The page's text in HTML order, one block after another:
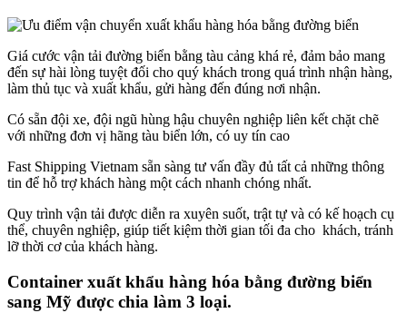
Giá cước vận tải đường biển bằng tàu cảng khá rẻ, đảm bảo mang
đến sự hài lòng tuyệt đối cho quý khách trong quá trình nhận hàng,
làm thủ tục và xuất khẩu, gửi hàng đến đúng nơi nhận.
Có sẵn đội xe, đội ngũ hùng hậu chuyên nghiệp liên kết chặt chẽ
với những đơn vị hãng tàu biển lớn, có uy tín cao
Fast Shipping Vietnam sẵn sàng tư vấn đầy đủ tất cả những thông
tin để hỗ trợ khách hàng một cách nhanh chóng nhất.
Quy trình vận tải được diễn ra xuyên suốt, trật tự và có kế hoạch cụ
thể, chuyên nghiệp, giúp tiết kiệm thời gian tối đa cho khách, tránh
lỡ thời cơ của khách hàng.
Container xuất khẩu hàng hóa bằng đường biển
sang Mỹ được chia làm 3 loại.